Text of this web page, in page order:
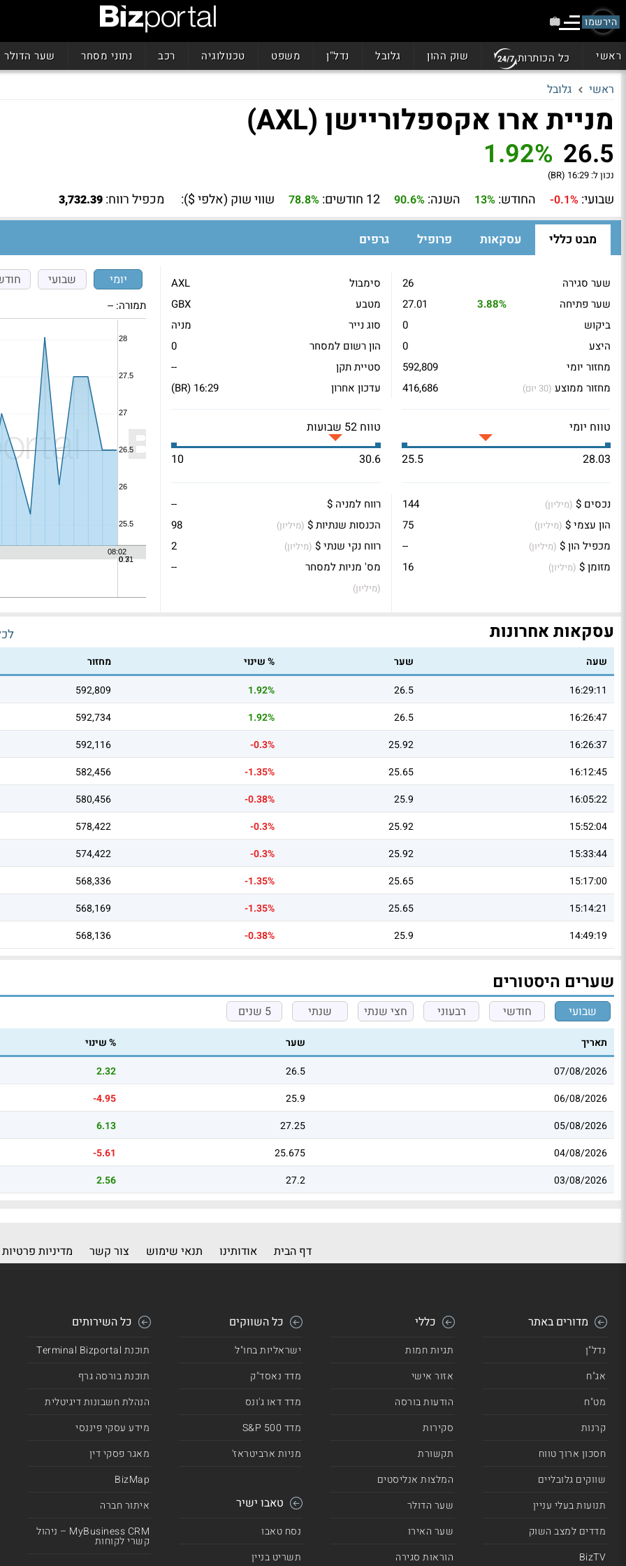
הירשמו
ראשי כל הכותרות שוק ההון גלובל נדל"ן משפט טכנולוגיה רכב נתוני מסחר שער הדולר
ראשי גלובל
מניית ארו אקספלוריישן (AXL)
26.5
1.92%
נכון ל: 16:29 (BR)
שבועי: -0.1% החודש: 13% השנה: 90.6% 12 חודשים: 78.8% שווי שוק (אלפי $): מכפיל רווח: 3,732.39
מבט כללי עסקאות פרופיל גרפים
שער סגירה
26
שער פתיחה
3.88%
27.01
ביקוש
0
היצע
0
מחזור יומי
592,809
מחזור ממוצע (30 יום) 416,686
סימבול
AXL
מטבע
GBX
סוג נייר
מניה
הון רשום למסחר
0
סטיית תקן
--
עדכון אחרון
16:29 (BR)
טווח יומי
28.03
25.5
טווח 52 שבועות
30.6
10
נכסים $ (מיליון)
144
הון עצמי $ (מיליון)
75
מכפיל הון $ (מיליון)
--
מזומן $ (מיליון) 16
רווח למניה $
--
הכנסות שנתיות $ (מיליון)
98
רווח נקי שנתי $ (מיליון)
2
מס' מניות למסחר
(מיליון)
--
יומי שבועי
תמורה: --
עסקאות אחרונות
שעה שער % שינוי
מחזור
16:29:11
26.5
1.92%
592,809
16:26:47
26.5
1.92%
592,734
16:26:37
25.92
-0.3%
592,116
16:12:45
25.65
-1.35%
582,456
16:05:22
25.9
-0.38%
580,456
15:52:04
25.92
-0.3%
578,422
15:33:44
25.92
-0.3%
574,422
15:17:00
25.65
-1.35%
568,336
15:14:21
25.65
-1.35%
568,169
14:49:19
25.9
-0.38%
568,136
שערים היסטורים
שבועי חודשי רבעוני חצי שנתי שנתי 5 שנים
תאריך שער
% שינוי
07/08/2026
26.5
2.32
06/08/2026
25.9
-4.95
05/08/2026
27.25
6.13
04/08/2026
25.675
-5.61
03/08/2026
27.2
2.56
דף הבית אודותינו תנאי שימוש צור קשר מדיניות פרטיות
מדורים באתר
נדל"ן
אג"ח
מט"ח
קרנות
חסכון ארוך טווח
שווקים גלובליים
תנועות בעלי עניין
מדדים למצב השוק
BizTV
כללי
תגיות חמות
אזור אישי
הודעות בורסה
סקירות
תקשורת
המלצות אנליסטים
שער הדולר
שער האירו
הוראות סגירה
כל השווקים
ישראליות בחו"ל
מדד נאסד"ק
מדד דאו ג'ונס
מדד 500 S&P
מניות ארביטראז'
טאבו ישיר
נסח טאבו
תשריט בניין
כל השירותים
תוכנת Terminal Bizportal
תוכנת בורסה גרף
הנהלת חשבונות דיגיטלית
מידע עסקי פיננסי
מאגר פסקי דין
BizMap
איתור חברה
MyBusiness CRM – ניהול
קשרי לקוחות